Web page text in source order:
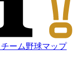
チーム野球マップ